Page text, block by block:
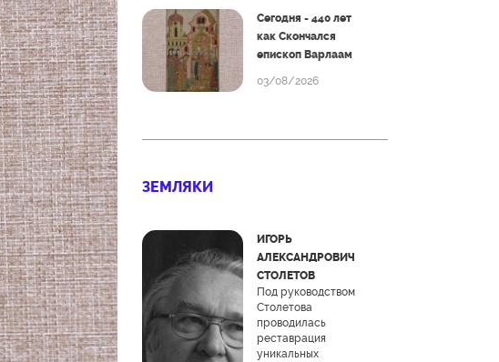
Сегодня - 440 лет
как Скончался
епископ Варлаам
03/08/2026
ЗЕМЛЯКИ
ИГОРЬ
АЛЕКСАНДРОВИЧ
СТОЛЕТОВ
Под руководством
Столетова
проводилась
реставрация
уникальных